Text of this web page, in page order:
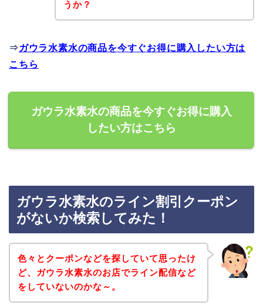
うか？
⇒ ガウラ水素水の商品を今すぐお得に購入したい方は
こちら
ガウラ水素水の商品を今すぐお得に購入
したい方はこちら
ガウラ水素水のライン割引クーポン
がないか検索してみた！
色々とクーポンなどを探していて思ったけ
ど、ガウラ水素水のお店でライン配信など
をしていないのかな～。